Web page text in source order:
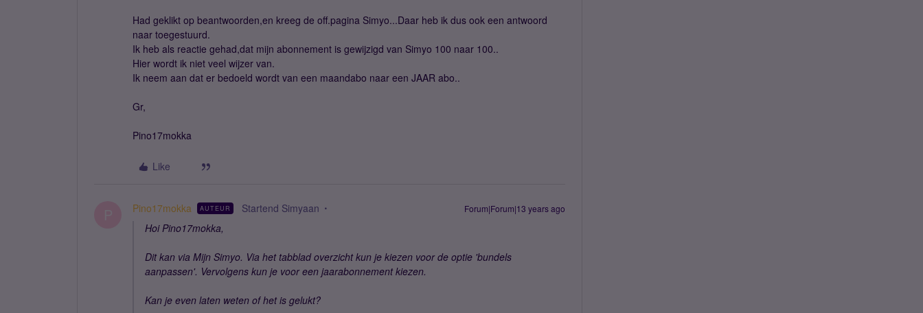
Had geklikt op beantwoorden,en kreeg de off.pagina Simyo...Daar heb ik dus ook een antwoord
naar toegestuurd.
Ik heb als reactie gehad,dat mijn abonnement is gewijzigd van Simyo 100 naar 100..
Hier wordt ik niet veel wijzer van.
Ik neem aan dat er bedoeld wordt van een maandabo naar een JAAR abo..
Gr,
Pino17mokka
Like
Pino17mokka AUTEUR Startend Simyaan Forum|Forum|13 years ago
Hoi Pino17mokka,
Dit kan via Mijn Simyo. Via het tabblad overzicht kun je kiezen voor de optie 'bundels
aanpassen'. Vervolgens kun je voor een jaarabonnement kiezen.
Kan je even laten weten of het is gelukt?